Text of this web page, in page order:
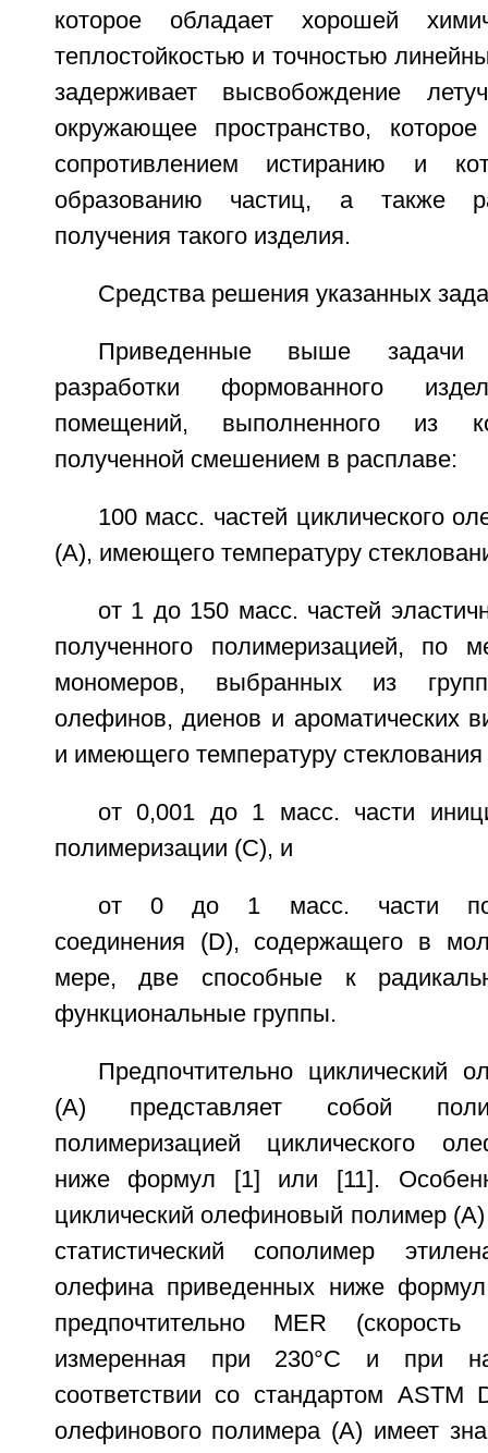
которое обладает хорошей
теплостойкостью и точностью
задерживает высвобождение
окружающее пространство,
сопротивлением истиранию и
образованию частиц, а также
получения такого изделия.
Средства решения указанных
Приведенные выше задачи
разработки формованного
помещений, выполненного из
полученной смешением в расплаве:
100 масс. частей циклического
(А), имеющего температуру
от 1 до 150 масс. частей
полученного полимеризацией, по
мономеров, выбранных из
олефинов, диенов и ароматических
и имеющего температуру
от 0,001 до 1 масс. части
полимеризации (С), и
от 0 до 1 масс. части
соединения (D), содержащего в
мере, две способные к
функциональные группы.
Предпочтительно циклический
(А) представляет собой
полимеризацией циклического
ниже формул [1] или [11].
циклический олефиновый полимер (А)
статистический сополимер
олефина приведенных ниже
предпочтительно MER (скорость
измеренная при 230°С и при
соответствии со стандартом ASTM
олефинового полимера (А) имеет